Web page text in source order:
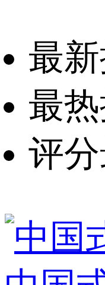
最
最
评